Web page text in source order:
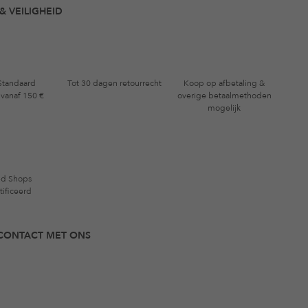
VEILIGHEID
150 €
Tot 30 dagen retourrecht
Koop op afbetaling &
overige betaalmethoden
mogelijk
Shops
MET ONS